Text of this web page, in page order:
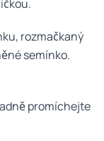
rozmačkaný
semínko.
promíchejte